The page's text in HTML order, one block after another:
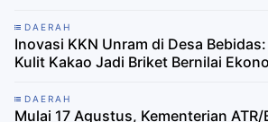
DAERAH
Inovasi KKN Unram di Desa
Kulit Kakao Jadi Briket Bernilai
DAERAH
Mulai 17 Agustus, Kementerian ATR/